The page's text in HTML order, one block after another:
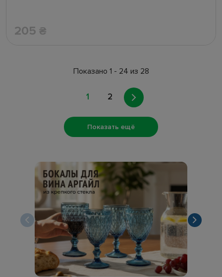
205 ₴
Показано 1 - 24 из 28
1 2
Показать ещё